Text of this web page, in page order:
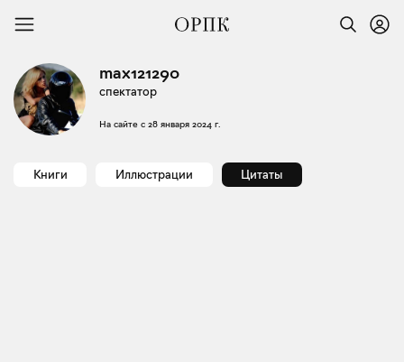
max121290
спектатор
На сайте с 28 января 2024 г.
Книги Иллюстрации Цитаты